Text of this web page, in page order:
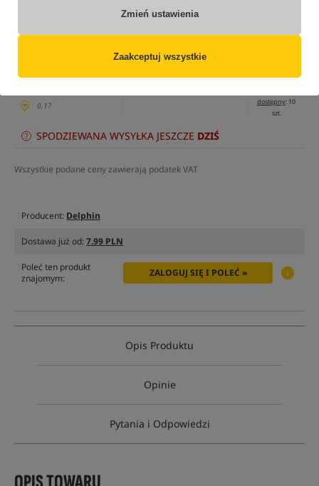
Zmień ustawienia
Zaakceptuj wszystkie
0,17
Cena katalogowa20.79
dostępny: 10
szt.
SPODZIEWANA WYSYŁKA JESZCZE DZIŚ
Wszystkie podane ceny zawierają podatek VAT
Producent: Delphin
Dostawa już od:7.99 PLN
Poleć ten produkt
znajomym:
ZALOGUJ SIĘ I POLEĆ »
Opis Produktu
Opinie
Pytania i Odpowiedzi